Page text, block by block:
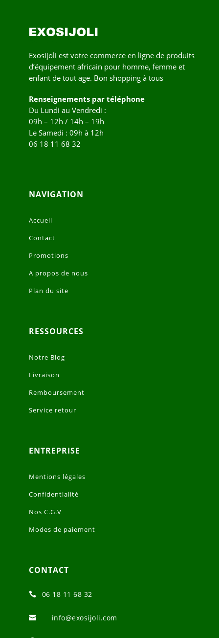
Exosijoli est votre commerce en ligne de produits
d’équipement africain pour homme, femme et
enfant de tout age. Bon shopping à tous
Renseignements par téléphone
Du Lundi au Vendredi :
09h – 12h / 14h – 19h
Le Samedi : 09h à 12h
06 18 11 68 32
NAVIGATION
Accueil
Contact
Promotions
A propos de nous
Plan du site
RESSOURCES
Notre Blog
Livraison
Remboursement
Service retour
ENTREPRISE
Mentions légales
Confidentialité
Nos C.G.V
Modes de paiement
CONTACT
 06 18 11 68 32
 info@exosijoli.com